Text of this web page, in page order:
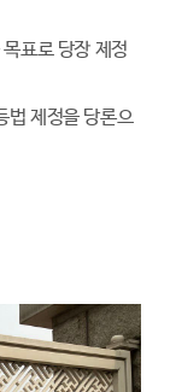
표로 당장 제정
법 제정을 당론으